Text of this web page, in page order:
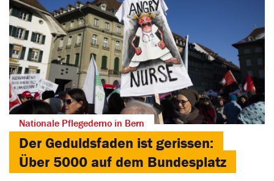
Nationale Pflegedemo in Bern
Der Geduldsfaden ist gerissen:
Über 5000 auf dem Bundesplatz